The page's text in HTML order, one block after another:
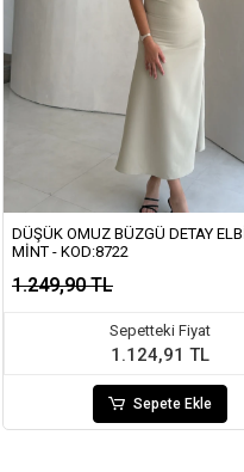
DÜŞÜK OMUZ BÜZGÜ DETAY
MINT - KOD:8722
1.249,90 TL
Sepetteki Fiyat
1.124,91 TL
Sepete Ekle